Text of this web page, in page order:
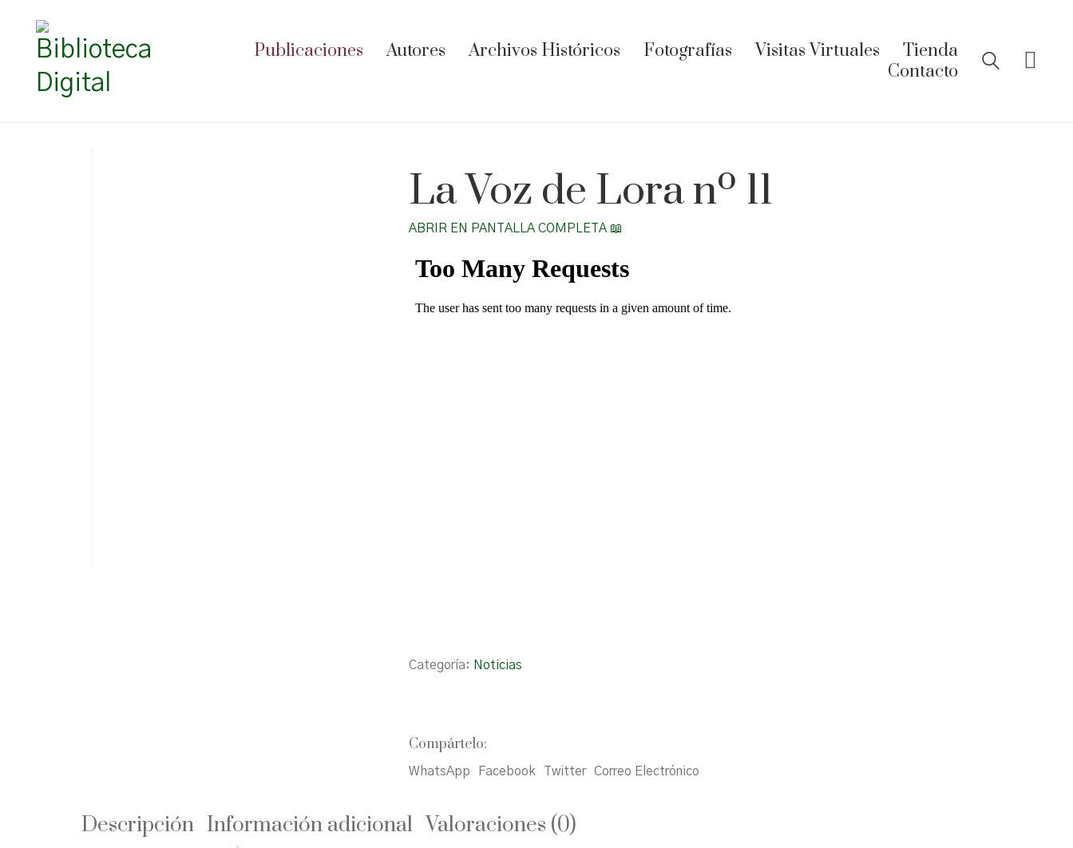
Publicaciones Autores Archivos Históricos Fotografías Visitas Virtuales
Tienda
Contacto
La Voz de Lora nº 11
ABRIR EN PANTALLA COMPLETA 📖
Categoría: Noticias
Compártelo:
WhatsApp Facebook Twitter Correo Electrónico
Descripción Información adicional Valoraciones (0)